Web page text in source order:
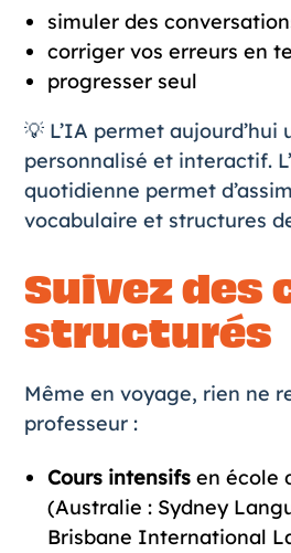
simuler des
corriger vos erreurs en
progresser seul
💡 L’IA permet aujourd’hui
personnalisé et interactif.
quotidienne permet
vocabulaire et structures
Suivez des
structurés
Même en voyage, rien ne
professeur :
Cours intensifsen école
(Australie : Sydney
Brisbane International